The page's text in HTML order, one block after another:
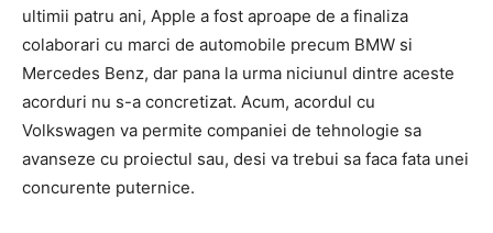
ultimii patru ani, Apple a fost aproape de a finaliza
colaborari cu marci de automobile precum BMW si
Mercedes Benz, dar pana la urma niciunul dintre aceste
acorduri nu s-a concretizat. Acum, acordul cu
Volkswagen va permite companiei de tehnologie sa
avanseze cu proiectul sau, desi va trebui sa faca fata unei
concurente puternice.